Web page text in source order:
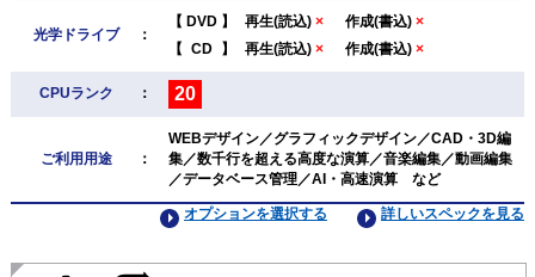
光学ドライブ ：
【 DVD 】 再生(読込) × 作成(書込) ×
【 CD 】 再生(読込) × 作成(書込) ×
CPUランク ： 20
ご利用用途 ：
WEBデザイン／グラフィックデザイン／CAD・3D編
集／数千行を超える高度な演算／音楽編集／動画編集
／データベース管理／AI・高速演算 など
詳しいスペックを見る
オプションを選択する